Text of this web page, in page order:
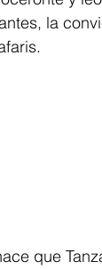
la
que